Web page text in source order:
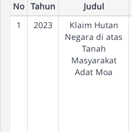
No Tahun Judul
1
2023
Klaim Hutan
Negara di atas
Tanah
Masyarakat
Adat Moa